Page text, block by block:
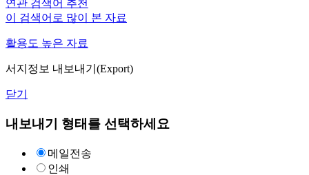
연관 검색어 추천
이 검색어로 많이 본 자료
활용도 높은 자료
서지정보 내보내기(Export)
닫기
내보내기 형태를 선택하세요
메일전송
인쇄